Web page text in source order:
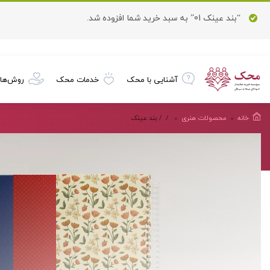
“بند عینک 01” به سبد خرید شما افزوده شد.
آشنایی با محک خدمات محک
خانه / محصولات هنرى / بند عینک